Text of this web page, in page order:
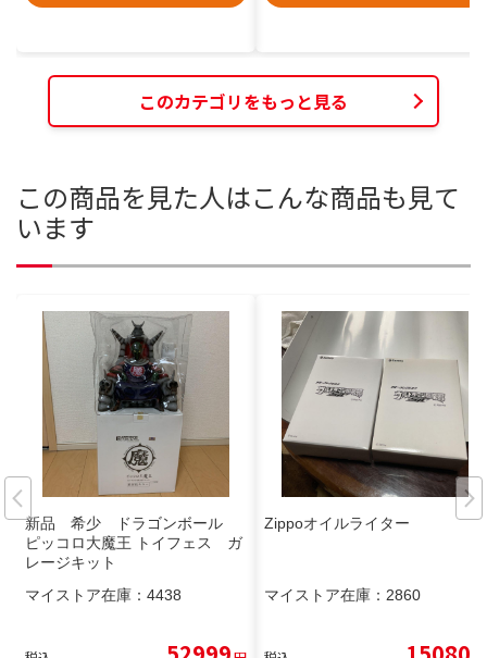
このカテゴリをもっと見る
この商品を見た人はこんな商品も見て
います
新品 希少 ドラゴンボール
ピッコロ大魔王 トイフェス ガ
レージキット
マイストア在庫： 4438
Zippoオイルライター
マイストア在庫： 2860